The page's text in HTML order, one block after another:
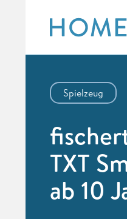
content
Spielzeug
TXT
ab 10